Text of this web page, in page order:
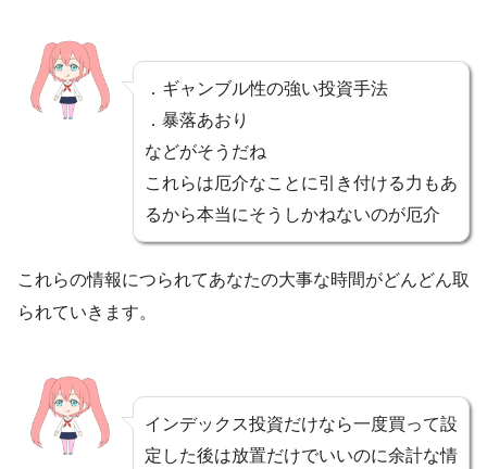
．ギャンブル性の強い投資手法
．暴落あおり
などがそうだね
これらは厄介なことに引き付ける力もあ
るから本当にそうしかねないのが厄介
これらの情報につられてあなたの大事な時間がどんどん取
られていきます。
インデックス投資だけなら一度買って設
定した後は放置だけでいいのに余計な情